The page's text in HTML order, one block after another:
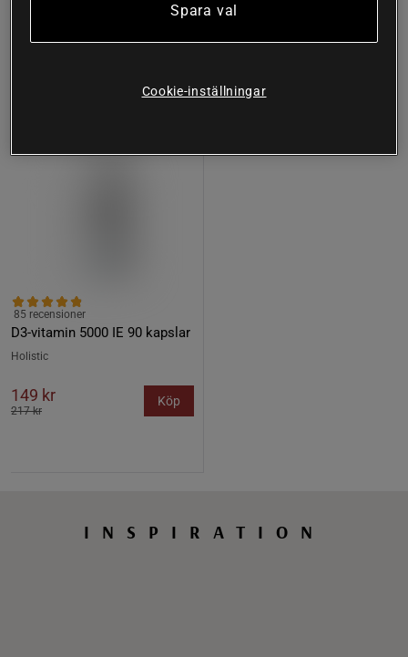
D3-vitamin 5000 IE 90 kapslar
85 recensioner
Holistic
149 kr
217 kr
Köp
INSPIRATION
Spara val
Cookie-inställningar